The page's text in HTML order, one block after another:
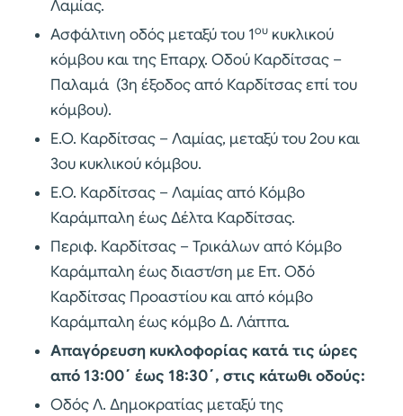
Λαμίας.
Ασφάλτινη οδός μεταξύ του 1ου κυκλικού
κόμβου και της Επαρχ. Οδού Καρδίτσας –
Παλαμά (3η έξοδος από Καρδίτσας επί του
κόμβου).
Ε.Ο. Καρδίτσας – Λαμίας, μεταξύ του 2ου και
3ου κυκλικού κόμβου.
Ε.Ο. Καρδίτσας – Λαμίας από Κόμβο
Καράμπαλη έως Δέλτα Καρδίτσας.
Περιφ. Καρδίτσας – Τρικάλων από Κόμβο
Καράμπαλη έως διαστ/ση με Επ. Οδό
Καρδίτσας Προαστίου και από κόμβο
Καράμπαλη έως κόμβο Δ. Λάππα.
Απαγόρευση κυκλοφορίας κατά τις ώρες
από 13:00΄ έως 18:30΄, στις κάτωθι οδούς:
Οδός Λ. Δημοκρατίας μεταξύ της